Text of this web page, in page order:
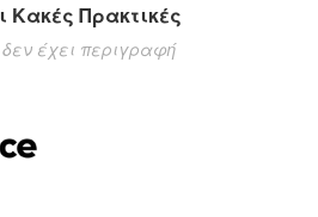
Πρακτικές
έχει περιγραφή